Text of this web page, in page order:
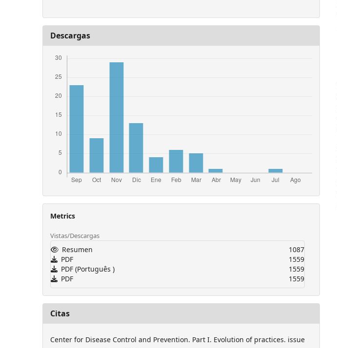
Descargas
Metrics
Vistas/Descargas
Resumen
1087
PDF
1559
PDF (Português )
1559
PDF
1559
Citas
Center for Disease Control and Prevention. Part I. Evolution of practices. issue